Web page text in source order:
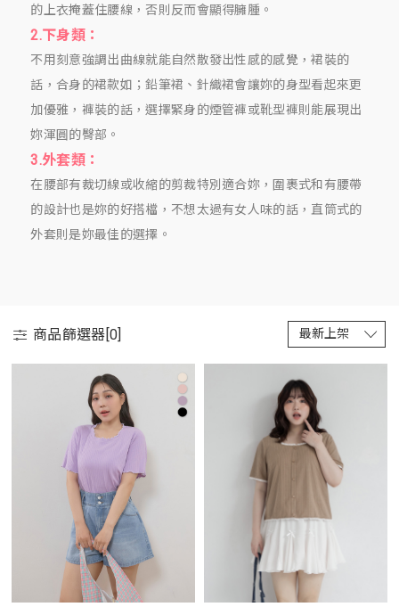
的上衣掩蓋住腰線，否則反而會顯得臃腫。
2.下身類：
不用刻意強調出曲線就能自然散發出性感的感覺，裙裝的
話，合身的裙款如；鉛筆裙、針織裙會讓妳的身型看起來更
加優雅，褲裝的話，選擇緊身的煙管褲或靴型褲則能展現出
妳渾圓的臀部。
3.外套類：
在腰部有裁切線或收縮的剪裁特別適合妳，圍裹式和有腰帶
的設計也是妳的好搭檔，不想太過有女人味的話，直筒式的
外套則是妳最佳的選擇。
商品篩選器[0]